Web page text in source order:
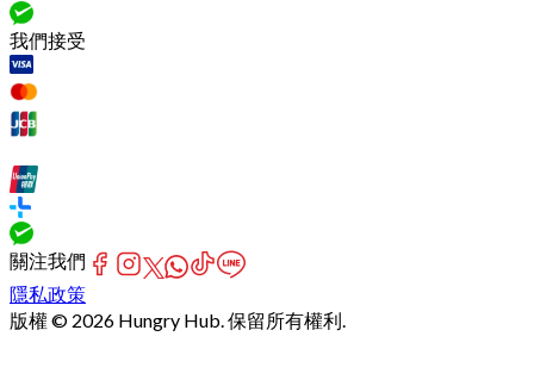
我們接受
關注我們
隱私政策
版權 © 2026 Hungry Hub. 保留所有權利.